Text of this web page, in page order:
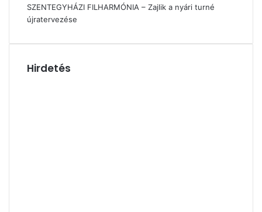
SZENTEGYHÁZI FILHARMÓNIA – Zajlik a nyári turné
újratervezése
Hirdetés